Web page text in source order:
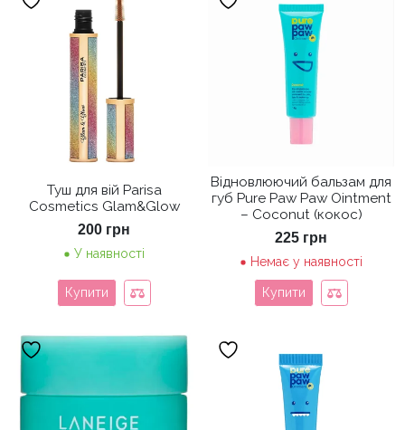
Туш для вій Parisa
Cosmetics Glam&Glow
200 грн
У наявності
Купити
Відновлюючий бальзам для
губ Pure Paw Paw Ointment
– Coconut (кокос)
225 грн
Немає у наявності
Купити